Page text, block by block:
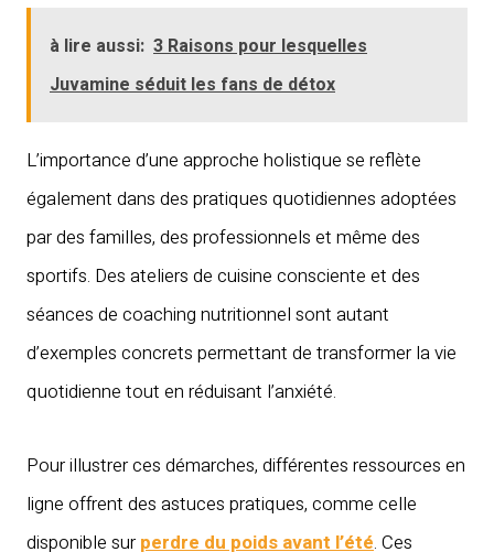
à lire aussi: 3 Raisons pour lesquelles
Juvamine séduit les fans de détox
L’importance d’une approche holistique se reflète
également dans des pratiques quotidiennes adoptées
par des familles, des professionnels et même des
sportifs. Des ateliers de cuisine consciente et des
séances de coaching nutritionnel sont autant
d’exemples concrets permettant de transformer la vie
quotidienne tout en réduisant l’anxiété.
Pour illustrer ces démarches, différentes ressources en
ligne offrent des astuces pratiques, comme celle
disponible sur perdre du poids avant l’été. Ces